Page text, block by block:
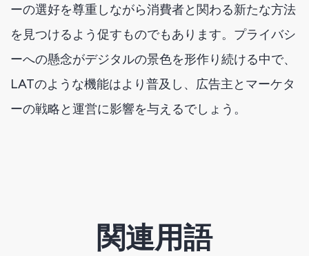
ーの選好を尊重しながら消費者と関わる新たな方法
を見つけるよう促すものでもあります。プライバシ
ーへの懸念がデジタルの景色を形作り続ける中で、
LATのような機能はより普及し、広告主とマーケタ
ーの戦略と運営に影響を与えるでしょう。
関連用語